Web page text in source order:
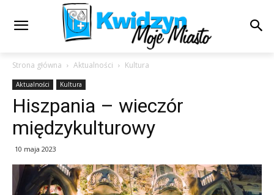
Strona główna Aktualności Kultura
Aktualności Kultura
Hiszpania – wieczór
międzykulturowy
10 maja 2023